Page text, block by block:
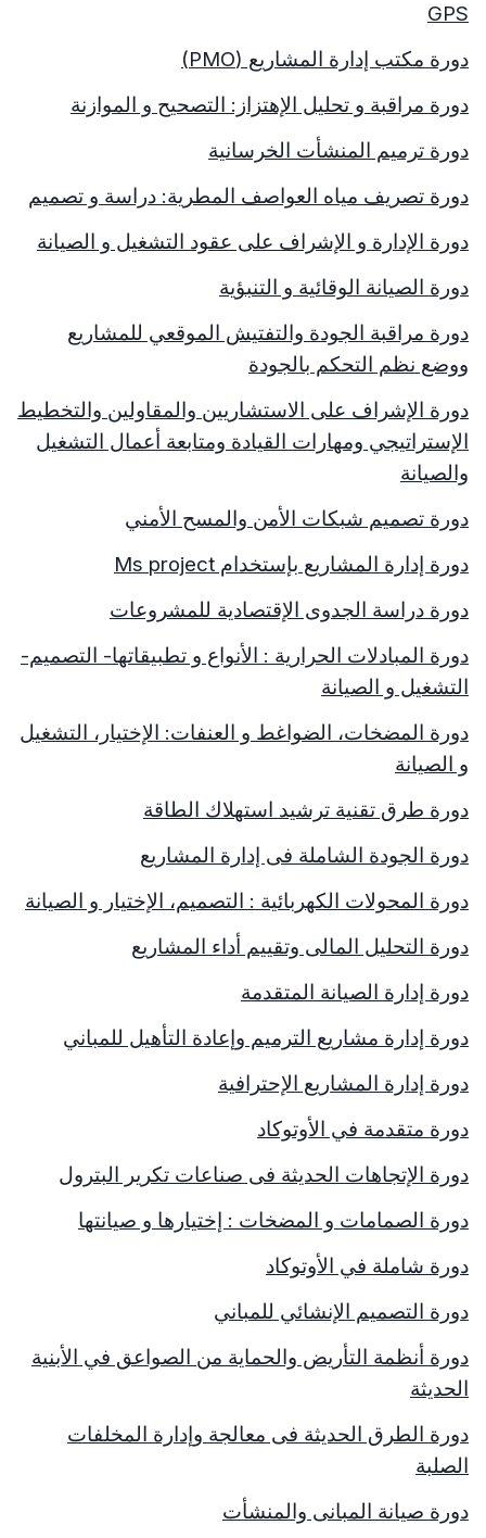
GPS
دورة مكتب إدارة المشاريع (PMO
)
دورة مراقبة و تحليل الإهتزاز: التصحيح و الموازنة
دورة ترميم المنشأت الخرسانية
دورة تصريف مياه العواصف المطرية: دراسة و تصميم
دورة الإدارة و الإشراف على عقود التشغيل و الصيانة
دورة الصيانة الوقائية و التنبؤية
دورة مراقبة الجودة والتفتيش الموقعي للمشاريع
ووضع نظم التحكم بالجودة
دورة الإشراف على الاستشاريين والمقاولين والتخطيط
الإستراتيجي ومهارات القيادة ومتابعة أعمال التشغيل
والصيانة
دورة تصميم شبكات الأمن والمسح الأمني
دورة إدارة المشاريع بإستخدام Ms project
دورة دراسة الجدوى الإقتصادية للمشروعات
دورة المبادلات الحرارية : الأنواع و تطبيقاتها- التصميم-
التشغيل و الصيانة
دورة المضخات، الضواغط و العنفات: الإختيار، التشغيل
و الصيانة
دورة طرق تقنية ترشيد استهلاك الطاقة
دورة الجودة الشاملة فى إدارة المشاريع
دورة المحولات الكهربائية : التصميم، الإختيار و الصيانة
دورة التحليل المالى وتقييم أداء المشاريع
دورة إدارة الصيانة المتقدمة
دورة إدارة مشاريع الترميم وإعادة التأهيل للمباني
دورة إدارة المشاريع الإحترافية
دورة متقدمة في الأوتوكاد
دورة الإتجاهات الحديثة فى صناعات تكرير البترول
دورة الصمامات و المضخات : إختيارها و صيانتها
دورة شاملة في الأوتوكاد
دورة التصميم الإنشائي للمباني
دورة أنظمة التأريض والحماية من الصواعق في الأبنية
الحديثة
دورة الطرق الحديثة فى معالجة وإدارة المخلفات
الصلبة
دورة صيانة المبانى والمنشأت